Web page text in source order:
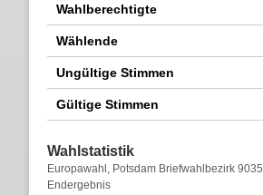
Wahlberechtigte
Wählende
Ungültige Stimmen
Gültige Stimmen
Wahlstatistik
Wahlstatistik
Europawahl, Potsdam Briefwahlbezirk 9035
Endergebnis